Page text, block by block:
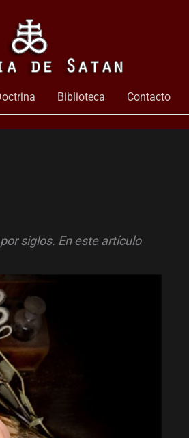
Biblioteca Contacto
siglos. En este artículo